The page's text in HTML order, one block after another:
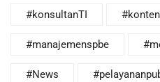
#konsultanTI
#manajemenspbe
#News